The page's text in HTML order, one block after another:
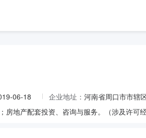
06-18 企业地址： 河南省周口市市辖
地产配套投资、咨询与服务。（涉及许可